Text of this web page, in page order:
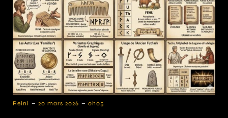
Reini - 20 mars 2026 - 0h05